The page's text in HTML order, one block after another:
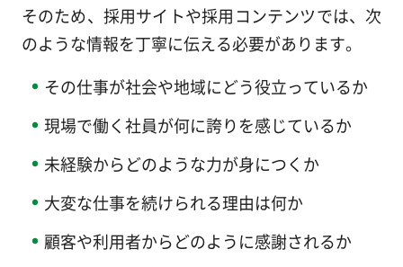
そのため、採用サイトや採用コンテンツでは、次
のような情報を丁寧に伝える必要があります。
その仕事が社会や地域にどう役立っているか
現場で働く社員が何に誇りを感じているか
未経験からどのような力が身につくか
大変な仕事を続けられる理由は何か
顧客や利用者からどのように感謝されるか